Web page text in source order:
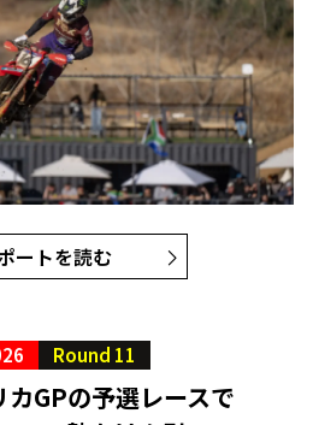
ートを読む
Round 11
GPの予選レースで